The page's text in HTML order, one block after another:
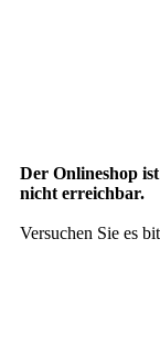
Der Onlineshop
nicht erreichbar.
Versuchen Sie es